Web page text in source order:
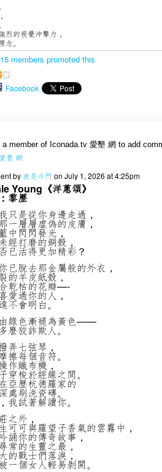
烈的視覺沖擊力，
。
15 members promoted this
Facebook
a member of Iconada.tv 愛墾 網 to add
墾 網
by 就是冷門 on July 1, 2026 at 4:25pm
Young《洋蔥頌》
黎歷
只是從你身邊走過，
一層層虛偽的皮膚，
中閃閃發光，
經打磨的銅殼，
已活得更加精彩？
已脫去那金屬般的外衣，
的羊皮紙殼，
乾枯的花瓣—-
愛過你的人，
不會明白。
綠色漸褪為黃色——
麼狡詐欺人。
弄七弦琴，
擦每個音符。
作織布機，
穿梭於經線之間。
亞歷杭德羅家的
處刷洗瓷磚。
我試著解讀你。
之外，
可可與羅望子香氣的雲霧中，
誦你的傳奇故事，
常的生靈之最，
的戰士們落淚，
一個女人輕易剝開。